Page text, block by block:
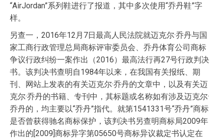
“AirJordan”系列鞋进行了报道，其中多次使用“乔丹鞋”字
样。
另查一，2016年12月7日最高人民法院就迈克尔·乔丹与国
家工商行政管理总局商标评审委员会、乔丹体育公司商标
争议行政纠纷一案作出（2016）最高法行再27号行政判决
书。该判决书查明自1984年以来，在我国有关报纸、期
刊、网站上发表的有关迈克尔·乔丹的文章中，以及有关迈
克尔·乔丹的书籍、专刊中，其标题或名称如有涉及迈克尔·
乔丹的，均主要以“乔丹”指代。就第1541331号“乔丹”商标
是否曾获得驰名商标保护，该判决书另查明商标局2009年
作出的[2009]商标异字第05650号商标异议裁定书认定在